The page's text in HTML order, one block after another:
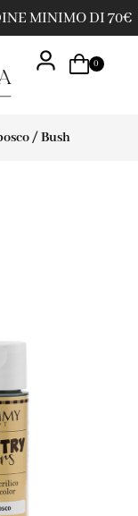
MINIMO DI 70€
0
/ Bush